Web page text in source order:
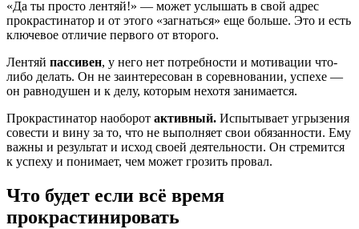
«Да ты просто лентяй!» — может услышать в свой адрес
прокрастинатор и от этого «загнаться» еще больше. Это и есть
ключевое отличие первого от второго.
Лентяй пассивен, у него нет потребности и мотивации что-
либо делать. Он не заинтересован в соревновании, успехе —
он равнодушен и к делу, которым нехотя занимается.
Прокрастинатор наоборот активный. Испытывает угрызения
совести и вину за то, что не выполняет свои обязанности. Ему
важны и результат и исход своей деятельности. Он стремится
к успеху и понимает, чем может грозить провал.
Что будет если всё время
прокрастинировать